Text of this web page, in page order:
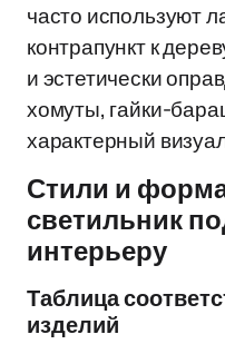
часто используют
контрапункт к
и эстетически
хомуты, гайки-
характерный
Стили и
светильник
интерьеру
Таблица
изделий